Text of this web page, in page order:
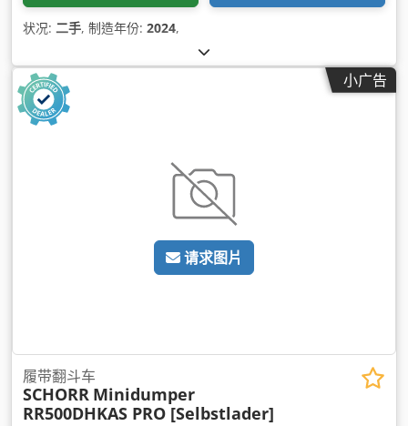
状况: 二手, 制造年份: 2024,
小广告
请求图片
履带翻斗车
SCHORR Minidumper
RR500DHKAS PRO [Selbstlader]